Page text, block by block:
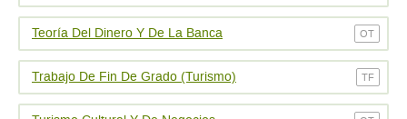
Teoría Del Dinero Y De La Banca OT
Trabajo De Fin De Grado (Turismo) TF